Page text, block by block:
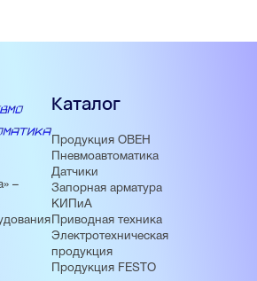
–
Каталог
Продукция ОВЕН
Пневмоавтоматика
Датчики
Запорная арматура
КИПиА
Приводная техника
Электротехническая
продукция
Продукция FESTO